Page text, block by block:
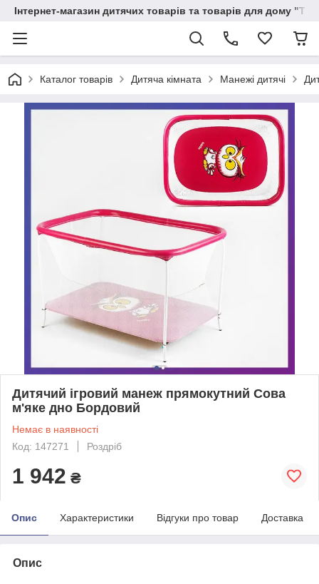
Інтернет-магазин дитячих товарів та товарів для дому
Каталог товарів Дитяча кімната Манежі дитячі
Дитячий ігровий манеж прямокутний Сова
м'яке дно Бордовий
Немає в наявності
Код: 147271
Роздріб
1 942 ₴
Опис Характеристики Відгуки про товар Доставка
Опис